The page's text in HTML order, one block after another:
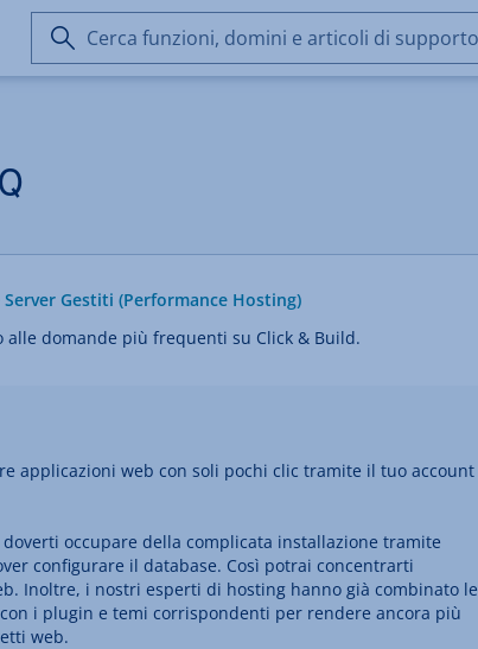
Cerca
funzioni,
Gestiti (Performance Hosting)
domande più frequenti su Click & Build.
applicazioni web con soli pochi clic tramite il tuo account
occupare della complicata installazione tramite
configurare il database. Così potrai concentrarti
Inoltre, i nostri esperti di hosting hanno già combinato le
i plugin e temi corrispondenti per rendere ancora più
web.